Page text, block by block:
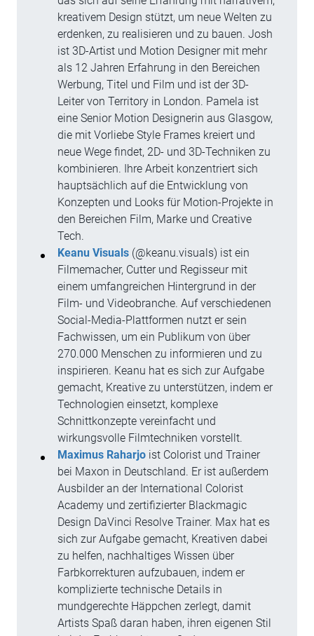
kreativem Design stützt, um neue Welten zu
erdenken, zu realisieren und zu bauen. Josh
ist 3D-Artist und Motion Designer mit mehr
als 12 Jahren Erfahrung in den Bereichen
Werbung, Titel und Film und ist der 3D-
Leiter von Territory in London. Pamela ist
eine Senior Motion Designerin aus Glasgow,
die mit Vorliebe Style Frames kreiert und
neue Wege findet, 2D- und 3D-Techniken zu
kombinieren. Ihre Arbeit konzentriert sich
hauptsächlich auf die Entwicklung von
Konzepten und Looks für Motion-Projekte in
den Bereichen Film, Marke und Creative
Tech.
Keanu Visuals(@keanu.visuals) ist ein
Filmemacher, Cutter und Regisseur mit
einem umfangreichen Hintergrund in der
Film- und Videobranche. Auf verschiedenen
Social-Media-Plattformen nutzt er sein
Fachwissen, um ein Publikum von über
270.000 Menschen zu informieren und zu
inspirieren. Keanu hat es sich zur Aufgabe
gemacht, Kreative zu unterstützen, indem er
Technologien einsetzt, komplexe
Schnittkonzepte vereinfacht und
wirkungsvolle Filmtechniken vorstellt.
Maximus Raharjoist Colorist und Trainer
bei Maxon in Deutschland. Er ist außerdem
Ausbilder an der International Colorist
Academy und zertifizierter Blackmagic
Design DaVinci Resolve Trainer. Max hat es
sich zur Aufgabe gemacht, Kreativen dabei
zu helfen, nachhaltiges Wissen über
Farbkorrekturen aufzubauen, indem er
komplizierte technische Details in
mundgerechte Häppchen zerlegt, damit
Artists Spaß daran haben, ihren eigenen Stil